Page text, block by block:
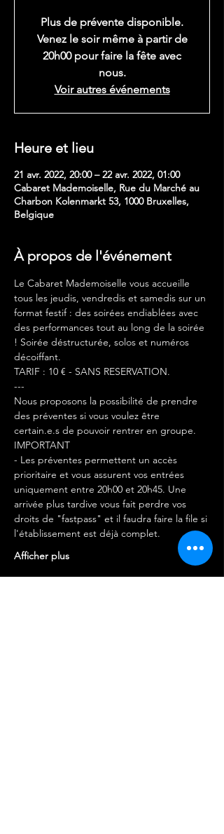
Plus de prévente disponible.
Venez le soir même à partir de
20h00 pour faire la fête avec
nous.
Voir autres événements
Heure et lieu
21 avr. 2022, 20:00 – 22 avr. 2022, 01:00
Cabaret Mademoiselle, Rue du Marché au
Charbon Kolenmarkt 53, 1000 Bruxelles,
Belgique
À propos de l'événement
Le Cabaret Mademoiselle vous accueille
tous les jeudis, vendredis et samedis sur un
format festif : des soirées endiablées avec
des performances tout au long de la soirée
! Soirée déstructurée, solos et numéros
décoiffant.
TARIF : 10 € - SANS RESERVATION.
---
Nous proposons la possibilité de prendre
des préventes si vous voulez être
certain.e.s de pouvoir rentrer en groupe.
IMPORTANT
- Les préventes permettent un accès
prioritaire et vous assurent vos entrées
uniquement entre 20h00 et 20h45. Une
arrivée plus tardive vous fait perdre vos
droits de "fastpass" et il faudra faire la file si
l'établissement est déjà complet.
Afficher plus